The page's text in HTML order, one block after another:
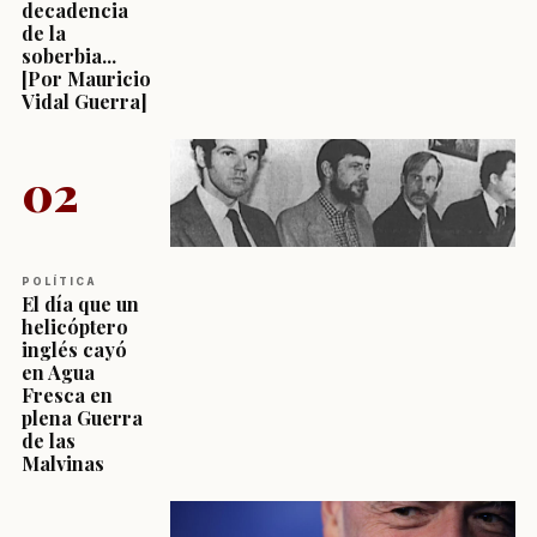
decadencia
de la
soberbia...
[Por Mauricio
Vidal Guerra]
02
POLÍTICA
El día que un
helicóptero
inglés cayó
en Agua
Fresca en
plena Guerra
de las
Malvinas